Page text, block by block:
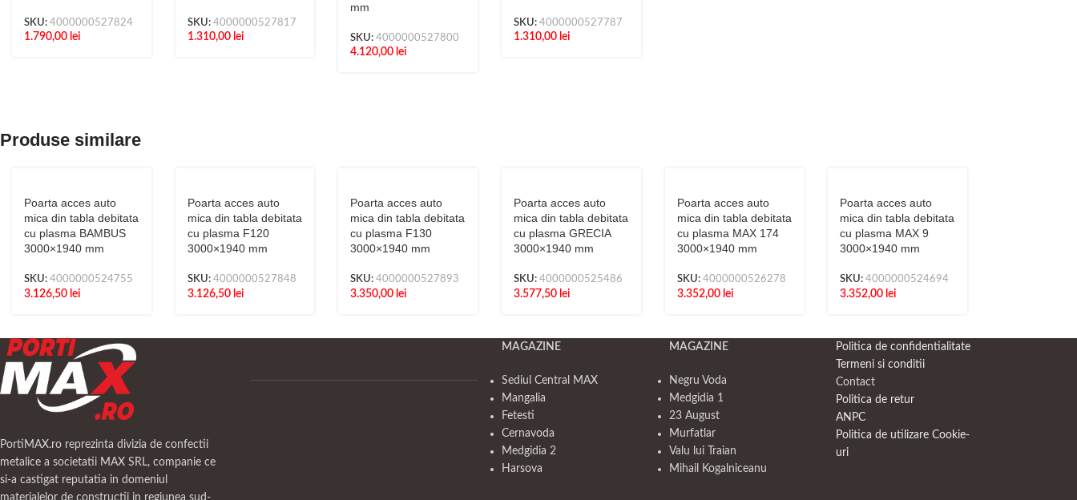
SKU: 4000000527824
1.790,00 lei
SKU: 4000000527817
1.310,00 lei
mm
SKU:4000000527800
4.120,00 lei
SKU: 4000000527787
1.310,00 lei
Produse similare
Poarta acces auto
mica din tabla debitata
cu plasma BAMBUS
3000×1940 mm
SKU: 4000000524755
3.126,50 lei
Poarta acces auto
mica din tabla debitata
cu plasma F120
3000×1940 mm
SKU: 4000000527848
3.126,50 lei
Poarta acces auto
mica din tabla debitata
cu plasma F130
3000×1940 mm
SKU:4000000527893
3.350,00 lei
Poarta acces auto
mica din tabla debitata
cu plasma GRECIA
3000×1940 mm
SKU: 4000000525486
3.577,50 lei
Poarta acces auto
mica din tabla debitata
cu plasma MAX 174
3000×1940 mm
SKU: 4000000526278
3.352,00 lei
Poarta acces auto
mica din tabla debitata
cu plasma MAX 9
3000×1940 mm
SKU:4000000524694
3.352,00 lei
PortiMAX.ro reprezinta divizia de confectii
metalice a societatii MAX SRL, companie ce
si-a castigat reputatia in domeniul
materialelor de constructii in regiunea sud-
MAGAZINE
Sediul Central MAX
Mangalia
Fetesti
Cernavoda
Medgidia 2
Harsova
MAGAZINE
Negru Voda
Medgidia 1
23 August
Murfatlar
Valu lui Traian
Mihail Kogalniceanu
Politica de confidentialitate
Termeni si conditii
Contact
Politica de retur
ANPC
Politica de utilizare Cookie-
uri